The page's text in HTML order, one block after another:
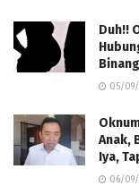
Duh!!
05/09/
Anak,
Iya,
06/09/